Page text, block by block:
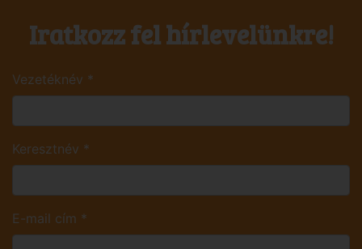
Iratkozz fel hírlevelünkre!
Vezetéknév *
Keresztnév *
E-mail cím *